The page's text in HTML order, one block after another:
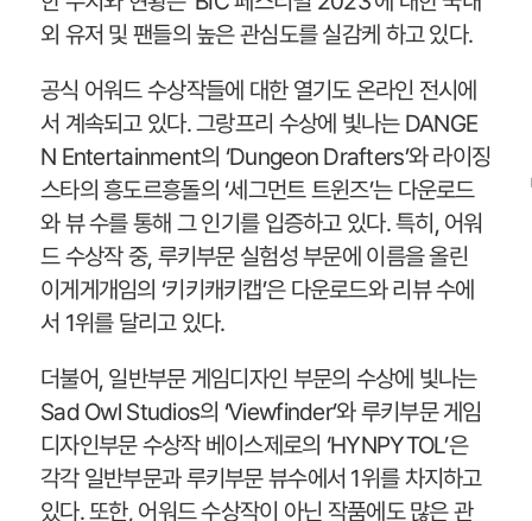
외 유저 및 팬들의 높은 관심도를 실감케 하고 있다.
공식 어워드 수상작들에 대한 열기도 온라인 전시에
서 계속되고 있다. 그랑프리 수상에 빛나는 DANGE
N Entertainment의 ‘Dungeon Drafters’와 라이징
스타의 흥도르흥돌의 ‘세그먼트 트윈즈’는 다운로드
와 뷰 수를 통해 그 인기를 입증하고 있다. 특히, 어워
드 수상작 중, 루키부문 실험성 부문에 이름을 올린
이게게개임의 ‘키키캐키캡’은 다운로드와 리뷰 수에
서 1위를 달리고 있다.
더불어, 일반부문 게임디자인 부문의 수상에 빛나는
Sad Owl Studios의 ‘Viewfinder’와 루키부문 게임
디자인부문 수상작 베이스제로의 ‘HYNPYTOL’은
각각 일반부문과 루키부문 뷰수에서 1위를 차지하고
있다. 또한, 어워드 수상작이 아닌 작품에도 많은 관